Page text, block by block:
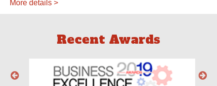
More details >
Recent Awards